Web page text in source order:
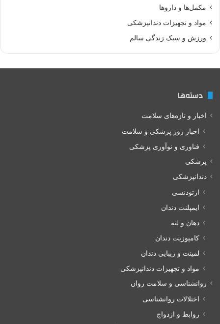
مکمل‌ها و داروها
مواد و تجهیزات دندانپزشکی
ورزش و سبک زندگی سالم
دسته‌ها
اخبار و تازه‌های سلامت
اخبار روز پزشکی و سلامت
فناوری و نوآوری پزشکی
پزشکی
دندانپزشکی
ارتودنسی
ایمپلنت دندان
دهان و لثه
کامپوزیت دندان
لمینت و زیبایی دندان
مواد و تجهیزات دندانپزشکی
روانشناسی و سلامت روان
اختلالات روانشناسی
روابط و ازدواج